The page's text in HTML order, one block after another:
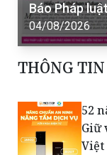
Báo Pháp
04/08/2026
THÔNG
52
Giữ
Việt